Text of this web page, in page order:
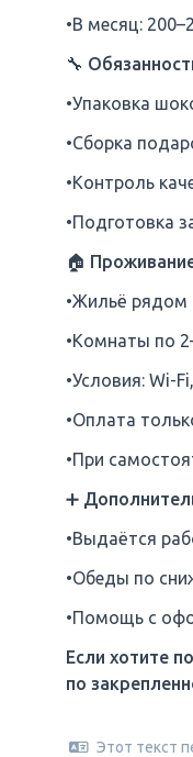
•В месяц:
🔧
•Упаковка
•Сборка
•Контроль
•Подготовка
🏠
•Жильё рядом
•Комнаты по
•Условия: Wi-
•Оплата
•При
➕
•Выдаётся
•Обеды по
•Помощь с
Если хотите
по
Этот текст